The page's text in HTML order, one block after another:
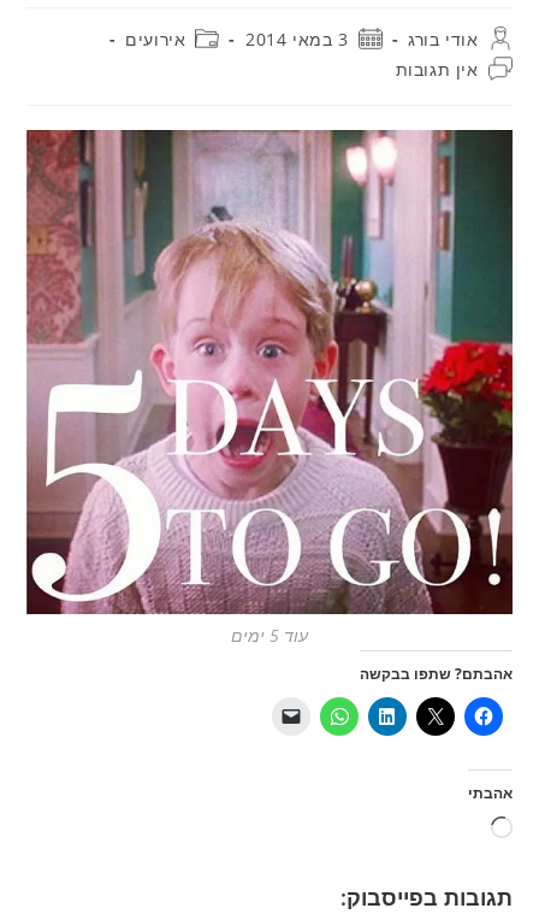
מחבר:אודי בורג פורסם:
3 במאי 2014 קטגוריה:אירועים
תגובות:אין תגובות
עוד 5 ימים
אהבתם? שתפו בבקשה
אהבתי
טוען...
תגובות בפייסבוק: